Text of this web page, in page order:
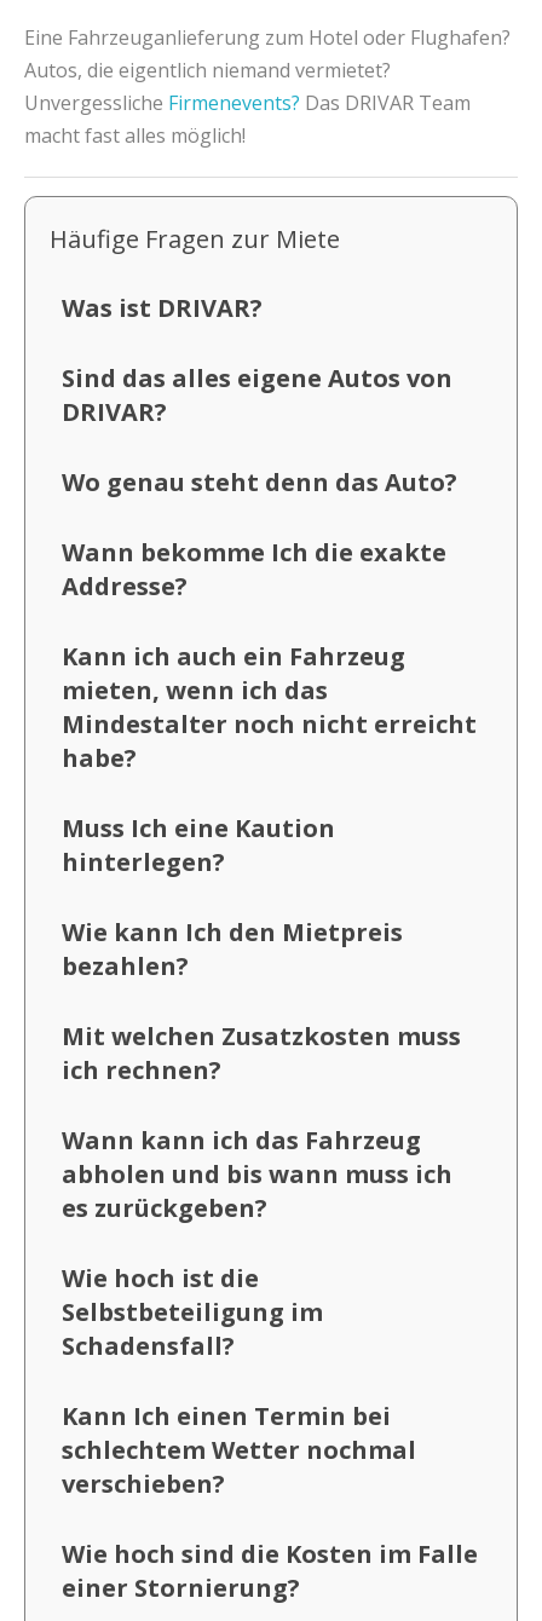
Eine Fahrzeuganlieferung zum Hotel oder Flughafen?
Autos, die eigentlich niemand vermietet?
Unvergessliche Firmenevents? Das DRIVAR Team
macht fast alles möglich!
Häufige Fragen zur Miete
Was ist DRIVAR?
Sind das alles eigene Autos von
DRIVAR?
Wo genau steht denn das Auto?
Wann bekomme Ich die exakte
Addresse?
Kann ich auch ein Fahrzeug
mieten, wenn ich das
Mindestalter noch nicht erreicht
habe?
Muss Ich eine Kaution
hinterlegen?
Wie kann Ich den Mietpreis
bezahlen?
Mit welchen Zusatzkosten muss
ich rechnen?
Wann kann ich das Fahrzeug
abholen und bis wann muss ich
es zurückgeben?
Wie hoch ist die
Selbstbeteiligung im
Schadensfall?
Kann Ich einen Termin bei
schlechtem Wetter nochmal
verschieben?
Wie hoch sind die Kosten im Falle
einer Stornierung?